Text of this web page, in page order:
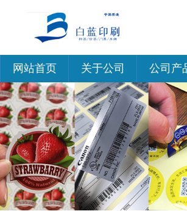
网站首页 关于公司 公司产